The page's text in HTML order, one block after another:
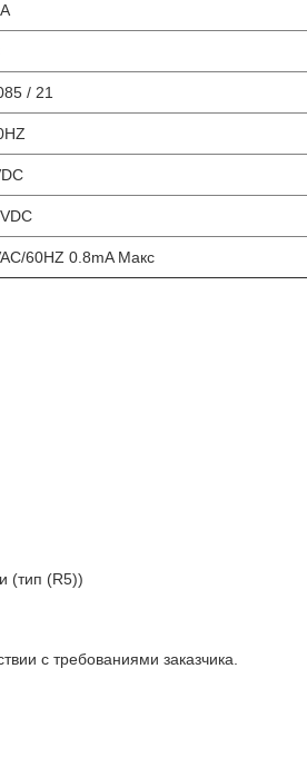
/ 21
60HZ 0.8mA Макс
(тип (R5))
с требованиями заказчика.